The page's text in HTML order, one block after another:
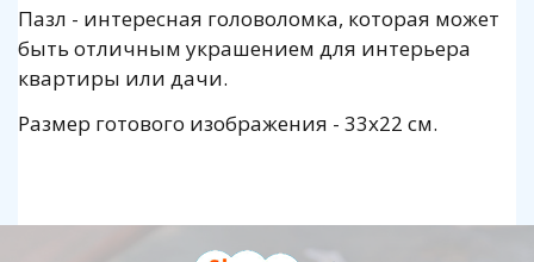
Пазл - интересная головоломка, которая может
быть отличным украшением для интерьера
квартиры или дачи.
Размер готового изображения - 33x22 см.